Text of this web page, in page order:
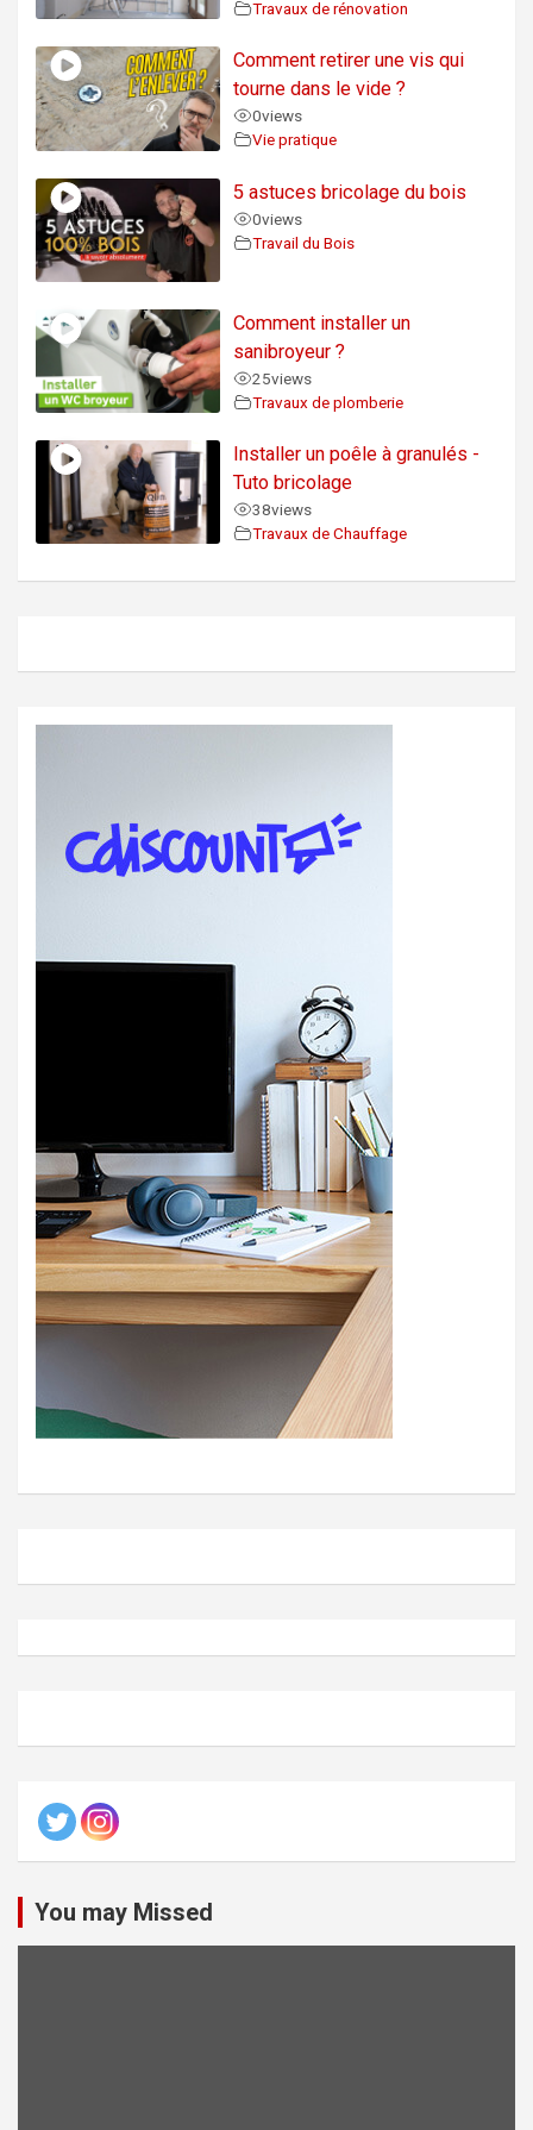
Travaux de rénovation
Comment retirer une vis qui
tourne dans le vide ?
0views
Vie pratique
5 astuces bricolage du bois
0views
Travail du Bois
Comment installer un
sanibroyeur ?
25views
Travaux de plomberie
Installer un poêle à granulés -
Tuto bricolage
38views
Travaux de Chauffage
You may Missed